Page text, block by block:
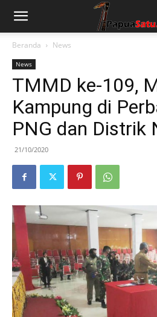
Beranda News
News
TMMD ke-109,
Kampung di
PNG dan Distrik
21/10/2020